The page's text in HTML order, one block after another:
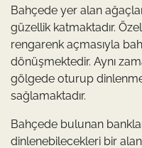
Bahçede yer alan
güzellik katmaktadır.
rengarenk açmasıyla
dönüşmektedir. Aynı
gölgede oturup
sağlamaktadır.
Bahçede bulunan
dinlenebilecekleri bir